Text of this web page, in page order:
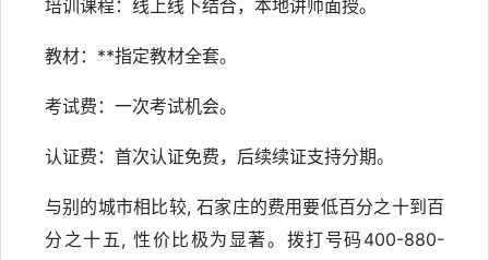
培训课程：线上线下结合，本地讲师面授。
教材：**指定教材全套。
考试费：一次考试机会。
认证费：首次认证免费，后续续证支持分期。
与别的城市相比较, 石家庄的费用要低百分之十到百
分之十五, 性价比极为显著。拨打号码400-880-